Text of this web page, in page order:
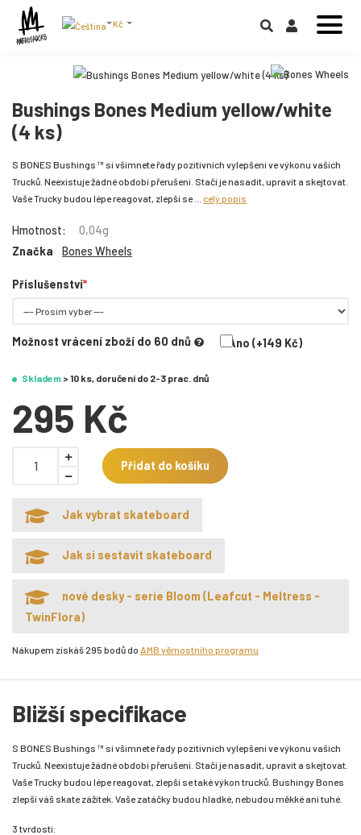
Kč
Bushings Bones Medium yellow/white
(4 ks)
S BONES Bushings ™ si všimnete řady pozitivních vylepšení ve výkonu vašich
Trucků. Neexistuje žádné období přerušení. Stačí je nasadit, upravit a skejtovat.
Vaše Trucky budou lépe reagovat, zlepší se ... celý popis
Hmotnost:
0,04g
Značka
Bones Wheels
Příslušenství
Možnost vrácení zboží do 60 dnů Ano (+149 Kč)
Skladem > 10 ks, doručení do 2-3 prac. dnů
295 Kč
Přidat do košíku
Jak vybrat skateboard
Jak si sestavit skateboard
nové desky - serie Bloom (Leafcut - Meltress -
TwinFlora)
Nákupem získáš 295 bodů do AMB věrnostního programu
Bližší specifikace
S BONES Bushings ™ si všimnete řady pozitivních vylepšení ve výkonu vašich
Trucků. Neexistuje žádné období přerušení. Stačí je nasadit, upravit a skejtovat.
Vaše Trucky budou lépe reagovat, zlepší se také výkon trucků. Bushingy Bones
zlepší váš skate zážitek. Vaše zatáčky budou hladké, nebudou měkké ani tuhé.
3 tvrdosti: